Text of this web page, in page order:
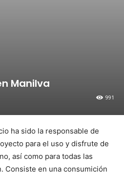
Manilva
991
ha sido la responsable de
para el uso y disfrute de
así como para todas las
Consiste en una consumición